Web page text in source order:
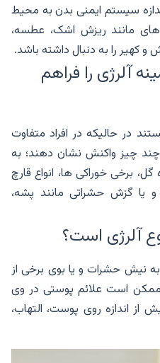
سیستم ایمنی بدن به محیط
مانند ریزش اشک، عطسه،
و کهیر را به دنبال داشته باشد.
آلرژی را فراهم
در حالیکه در افراد متفاوت
چند چیز واکنش نشان دهند؛ به
برخی خوراکی ها، انواع قارچ
یا گزش حشراتی مانند پشه،
آلرژی است؟
به نیش حشرات و یا بوی برخی از
است علائم پوستی در وی
اندازه روی پوست، التهاب،